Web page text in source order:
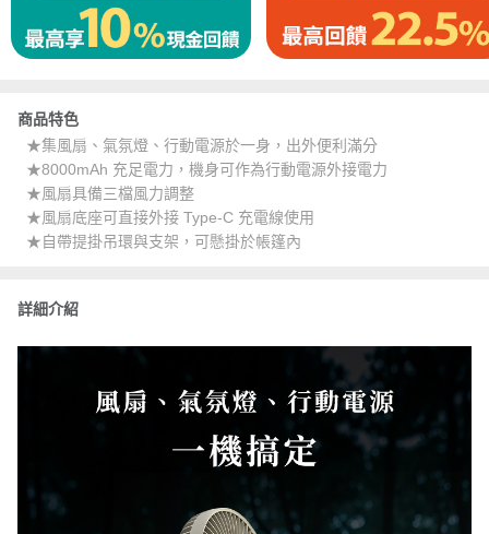
商品特色
★集風扇、氣氛燈、行動電源於一身，出外便利滿分
★8000mAh 充足電力，機身可作為行動電源外接電力
★風扇具備三檔風力調整
★風扇底座可直接外接 Type-C 充電線使用
★自帶提掛吊環與支架，可懸掛於帳篷內
詳細介紹